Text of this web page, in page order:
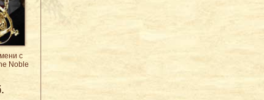
с
Noble